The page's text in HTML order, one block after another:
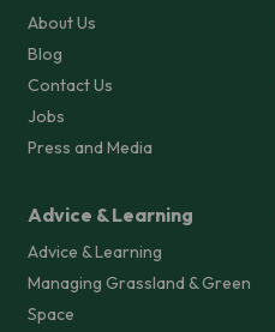
About Us
Blog
Contact Us
Jobs
Press and Media
Advice & Learning
Advice & Learning
Managing Grassland & Green
Space